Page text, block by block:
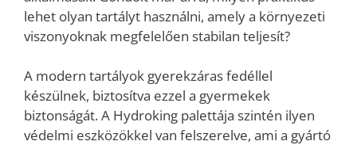
lehet olyan tartályt használni, amely a környezeti
viszonyoknak megfelelően stabilan teljesít?
A modern tartályok gyerekzáras fedéllel
készülnek, biztosítva ezzel a gyermekek
biztonságát. A Hydroking palettája szintén ilyen
védelmi eszközökkel van felszerelve, ami a gyártó